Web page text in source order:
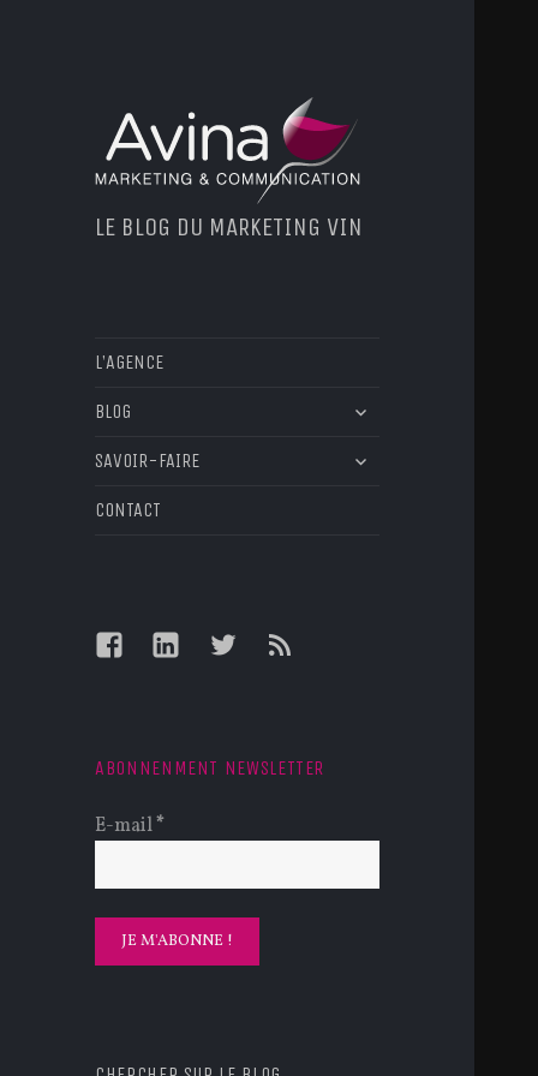
LE BLOG DU MARKETING VIN
L’AGENCE
BLOG
ouvrir
sous-
SAVOIR-FAIRE
ouvrir
CONTACT
FacebookLinkedInTwitterFeed
ABONNENMENT NEWSLETTER
E-mail*